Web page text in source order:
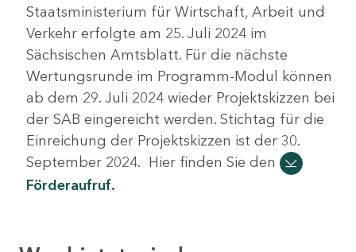
Staatsministerium für Wirtschaft, Arbeit und
Verkehr erfolgte am 25. Juli 2024 im
Sächsischen Amtsblatt. Für die nächste
Wertungsrunde im Programm-Modul können
ab dem 29. Juli 2024 wieder Projektskizzen bei
der SAB eingereicht werden. Stichtag für die
Einreichung der Projektskizzen ist der 30.
September 2024. Hier finden Sie den
Förderaufruf.